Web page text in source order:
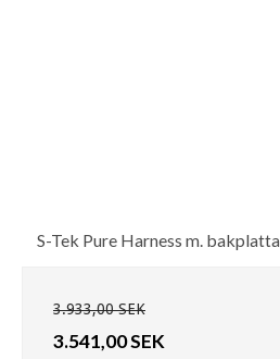
S-Tek Pure Harness m. bakplatta
3.933,00 SEK
3.541,00 SEK